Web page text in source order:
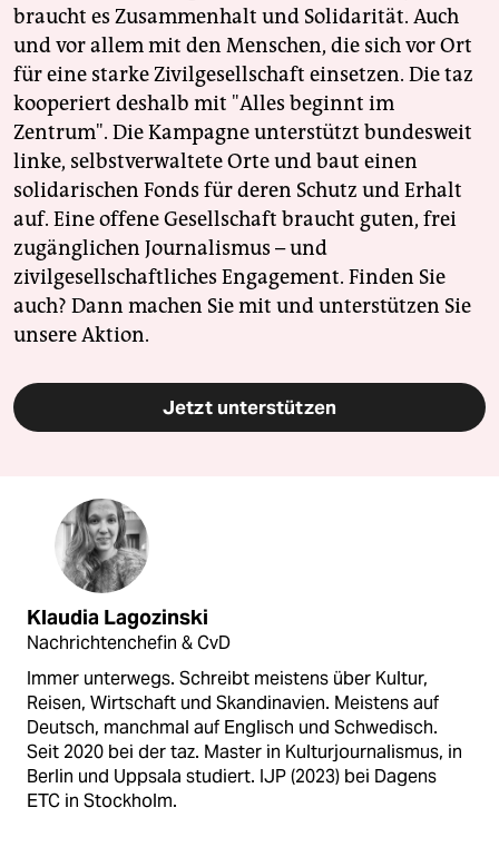
braucht es Zusammenhalt und Solidarität. Auch
und vor allem mit den Menschen, die sich vor Ort
für eine starke Zivilgesellschaft einsetzen. Die taz
kooperiert deshalb mit "Alles beginnt im
Zentrum". Die Kampagne unterstützt bundesweit
linke, selbstverwaltete Orte und baut einen
solidarischen Fonds für deren Schutz und Erhalt
auf. Eine offene Gesellschaft braucht guten, frei
zugänglichen Journalismus – und
zivilgesellschaftliches Engagement. Finden Sie
auch? Dann machen Sie mit und unterstützen Sie
unsere Aktion.
Jetzt unterstützen
Klaudia Lagozinski
Nachrichtenchefin & CvD
Immer unterwegs. Schreibt meistens über Kultur,
Reisen, Wirtschaft und Skandinavien. Meistens auf
Deutsch, manchmal auf Englisch und Schwedisch.
Seit 2020 bei der taz. Master in Kulturjournalismus, in
Berlin und Uppsala studiert. IJP (2023) bei Dagens
ETC in Stockholm.